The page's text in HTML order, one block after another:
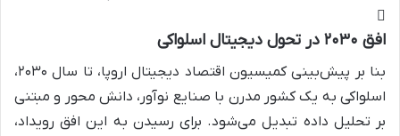
افق ۲۰۳۰ در تحول دیجیتال اسلواکی
بنا بر پیش‌بینی کمیسیون اقتصاد دیجیتال اروپا، تا سال ۲۰۳۰،
اسلواکی به یک کشور مدرن با صنایع نوآور، دانش محور و مبتنی
بر تحلیل داده تبدیل می‌شود. برای رسیدن به این افق رویداد،